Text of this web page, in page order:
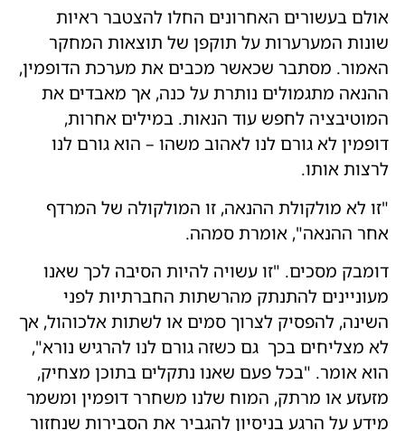
אולם בעשורים האחרונים החלו להצטבר ראיות
שונות המערערות על תוקפן של תוצאות המחקר
האמור. מסתבר שכאשר מכבים את מערכת הדופמין,
ההנאה מתגמולים נותרת על כנה, אך מאבדים את
המוטיבציה לחפש עוד הנאות. במילים אחרות,
דופמין לא גורם לנו לאהוב משהו – הוא גורם לנו
לרצות אותו.
"זו לא מולקולת ההנאה, זו המולקולה של המרדף
אחר ההנאה", אומרת סמהה.
דומבק מסכים. "זו עשויה להיות הסיבה לכך שאנו
מעוניינים להתנתק מהרשתות החברתיות לפני
השינה, להפסיק לצרוך סמים או לשתות אלכוהול, אך
לא מצליחים בכך גם כשזה גורם לנו להרגיש נורא",
הוא אומר. "בכל פעם שאנו נתקלים בתוכן מצחיק,
מזעזע או מרתק, המוח שלנו משחרר דופמין ומשמר
מידע על הרגע בניסיון להגביר את הסבירות שנחזור